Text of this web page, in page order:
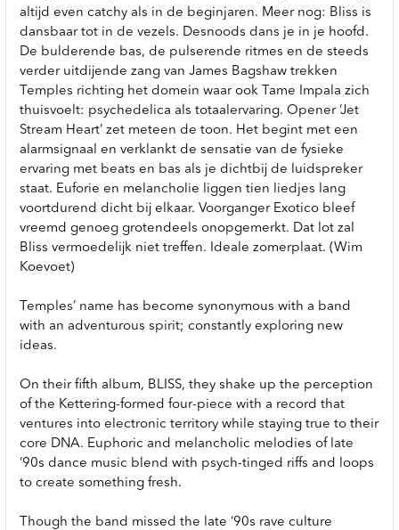
altijd even catchy als in de beginjaren. Meer nog: Bliss is
dansbaar tot in de vezels. Desnoods dans je in je hoofd.
De bulderende bas, de pulserende ritmes en de steeds
verder uitdijende zang van James Bagshaw trekken
Temples richting het domein waar ook Tame Impala zich
thuisvoelt: psychedelica als totaalervaring. Opener ‘Jet
Stream Heart’ zet meteen de toon. Het begint met een
alarmsignaal en verklankt de sensatie van de fysieke
ervaring met beats en bas als je dichtbij de luidspreker
staat. Euforie en melancholie liggen tien liedjes lang
voortdurend dicht bij elkaar. Voorganger Exotico bleef
vreemd genoeg grotendeels onopgemerkt. Dat lot zal
Bliss vermoedelijk niet treffen. Ideale zomerplaat. (Wim
Koevoet)
Temples’ name has become synonymous with a band
with an adventurous spirit; constantly exploring new
ideas.
On their fifth album, BLISS, they shake up the perception
of the Kettering-formed four-piece with a record that
ventures into electronic territory while staying true to their
core DNA. Euphoric and melancholic melodies of late
‘90s dance music blend with psych-tinged riffs and loops
to create something fresh.
Though the band missed the late ‘90s rave culture